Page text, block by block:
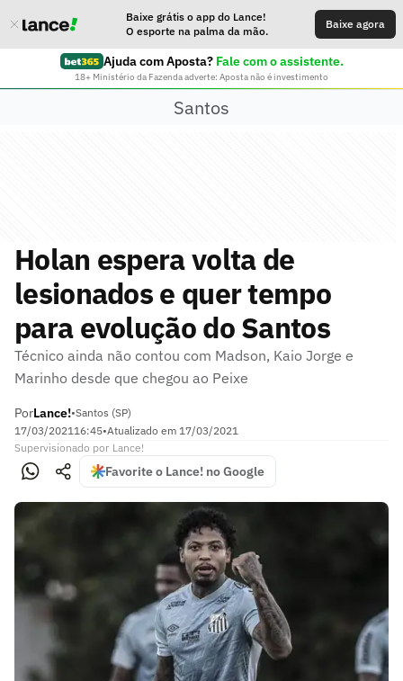
Baixe grátis o app do Lance!
O esporte na palma da mão.
Baixe agora
Ajuda com Aposta? Fale com o assistente.
18+ Ministério da Fazenda adverte: Aposta não é investimento
Santos
Holan espera volta de
lesionados e quer tempo
para evolução do Santos
Técnico ainda não contou com Madson, Kaio Jorge e
Marinho desde que chegou ao Peixe
PorLance!•Santos (SP)
17/03/202116:45•Atualizado em 17/03/2021
Supervisionado por Lance!
Favorite o Lance! no Google